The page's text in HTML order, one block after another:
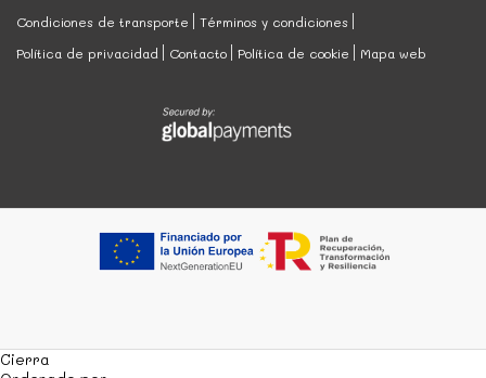
Condiciones de transporte
Términos y condiciones
Política de privacidad
Contacto Política de cookie Mapa web
Cierra